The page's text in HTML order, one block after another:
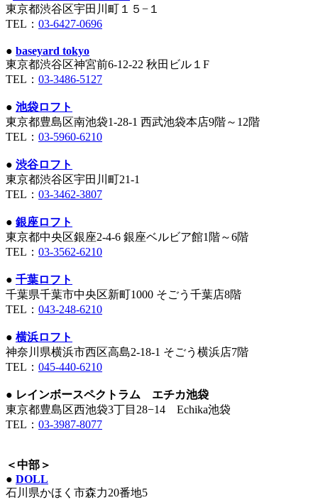
東京都渋谷区宇田川町１５−１
TEL： 03-6427-0696
● baseyard tokyo
東京都渋谷区神宮前6-12-22 秋田ビル１F
TEL： 03-3486-5127
● 池袋ロフト
東京都豊島区南池袋1-28-1 西武池袋本店9階～12階
TEL： 03-5960-6210
● 渋谷ロフト
東京都渋谷区宇田川町21-1
TEL： 03-3462-3807
● 銀座ロフト
東京都中央区銀座2-4-6 銀座ベルビア館1階～6階
TEL： 03-3562-6210
● 千葉ロフト
千葉県千葉市中央区新町1000 そごう千葉店8階
TEL： 043-248-6210
● 横浜ロフト
神奈川県横浜市西区高島2-18-1 そごう横浜店7階
TEL： 045-440-6210
● レインボースペクトラム エチカ池袋
東京都豊島区西池袋3丁目28−14 Echika池袋
TEL： 03-3987‐8077
＜中部＞
● DOLL
石川県かほく市森力20番地5